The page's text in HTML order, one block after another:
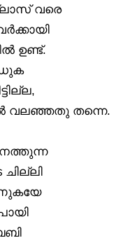
വരെ
ഉണ്ട്.
ൽ വലഞ്ഞതു തന്നെ.